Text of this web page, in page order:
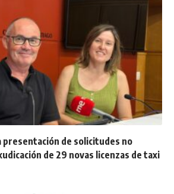
presentación de solicitudes no
de 29 novas licenzas de taxi